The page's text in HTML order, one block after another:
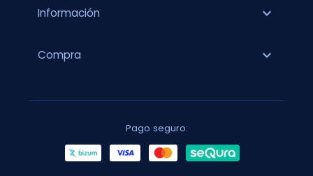
Información expand_more
Compra expand_more
Pago seguro: